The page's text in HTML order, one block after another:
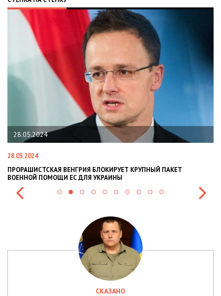
28.05.2024
28.05.2024
ПРОРАШИСТСКАЯ ВЕНГРИЯ БЛОКИРУЕТ КРУПНЫЙ ПАКЕТ
ВОЕННОЙ ПОМОЩИ ЕС ДЛЯ УКРАИНЫ
СКАЗАНО